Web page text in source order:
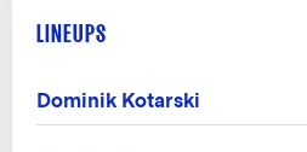
LINEUPS
Dominik Kotarski